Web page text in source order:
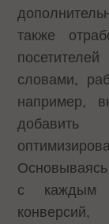
также
словами,
например,
добавить
с каждым